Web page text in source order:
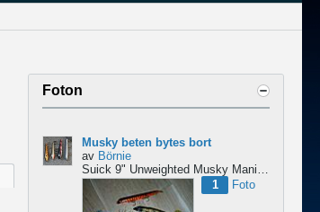
Foton
Musky beten bytes bort
av Börnie
Suick 9" Unweighted Musky Mania Squirrly Burt
1
Foto